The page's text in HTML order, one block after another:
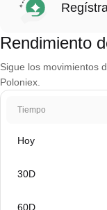
Rendimiento
Sigue los movimientos
Poloniex.
Tiempo
Hoy
30D
60D